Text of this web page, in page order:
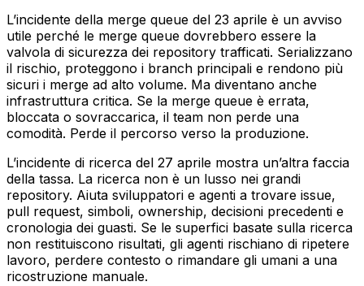
L’incidente della merge queue del 23 aprile è un avviso
utile perché le merge queue dovrebbero essere la
valvola di sicurezza dei repository trafficati. Serializzano
il rischio, proteggono i branch principali e rendono più
sicuri i merge ad alto volume. Ma diventano anche
infrastruttura critica. Se la merge queue è errata,
bloccata o sovraccarica, il team non perde una
comodità. Perde il percorso verso la produzione.
L’incidente di ricerca del 27 aprile mostra un’altra faccia
della tassa. La ricerca non è un lusso nei grandi
repository. Aiuta sviluppatori e agenti a trovare issue,
pull request, simboli, ownership, decisioni precedenti e
cronologia dei guasti. Se le superfici basate sulla ricerca
non restituiscono risultati, gli agenti rischiano di ripetere
lavoro, perdere contesto o rimandare gli umani a una
ricostruzione manuale.